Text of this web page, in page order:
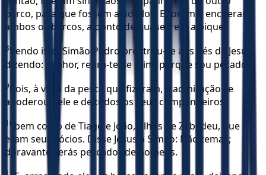
barco, para que fossem ajudá-los. E foram e encheram
ambos os barcos, a ponto de quase irem a pique.
8Vendo isto, Simão Pedro prostrou-se aos pés de Jesus,
dizendo: Senhor, retira-te de mim, porque sou pecador.
9
Pois, à vista da pesca que fizeram, a admiração se
apoderou dele e de todos os seus companheiros,
10 bem como de Tiago e João, filhos de Zebedeu, que
eram seus sócios. Disse Jesus a Simão: Não temas;
doravante serás pescador de homens.